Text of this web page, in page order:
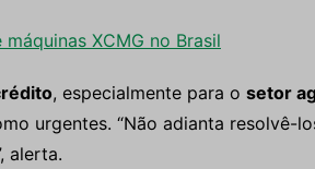
XCMG no Brasil
, especialmente para o setor
urgentes. “Não adianta resolvê-
alerta.